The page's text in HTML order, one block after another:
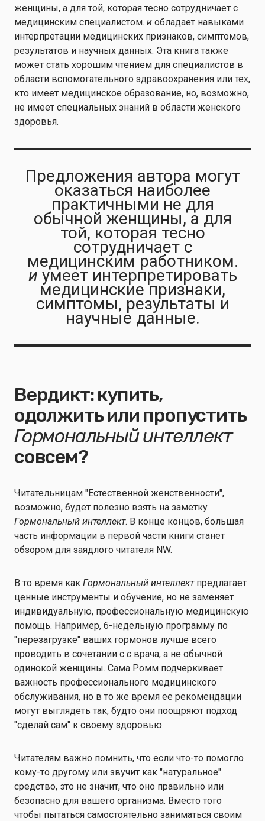
женщины, а для той, которая тесно сотрудничает с
медицинским специалистом. и обладает навыками
интерпретации медицинских признаков, симптомов,
результатов и научных данных. Эта книга также
может стать хорошим чтением для специалистов в
области вспомогательного здравоохранения или тех,
кто имеет медицинское образование, но, возможно,
не имеет специальных знаний в области женского
здоровья.
Предложения автора могут
оказаться наиболее
практичными не для
обычной женщины, а для
той, которая тесно
сотрудничает с
медицинским работником.
и умеет интерпретировать
медицинские признаки,
симптомы, результаты и
научные данные.
Вердикт: купить,
одолжить или пропустить
Гормональный интеллект
совсем?
Читательницам "Естественной женственности",
возможно, будет полезно взять на заметку
Гормональный интеллект. В конце концов, большая
часть информации в первой части книги станет
обзором для заядлого читателя NW.
В то время как Гормональный интеллектпредлагает
ценные инструменты и обучение, но не заменяет
индивидуальную, профессиональную медицинскую
помощь. Например, 6-недельную программу по
"перезагрузке" ваших гормонов лучше всего
проводить в сочетании с с врача, а не обычной
одинокой женщины. Сама Ромм подчеркивает
важность профессионального медицинского
обслуживания, но в то же время ее рекомендации
могут выглядеть так, будто они поощряют подход
"сделай сам" к своему здоровью.
Читателям важно помнить, что если что-то помогло
кому-то другому или звучит как "натуральное"
средство, это не значит, что оно правильно или
безопасно для вашего организма. Вместо того
чтобы пытаться самостоятельно заниматься своим